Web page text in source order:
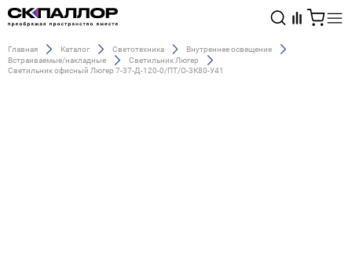
Каталог
Главная Каталог Светотехника
Внутреннее освещение
Встраиваемые/накладные
Светильник Люгер
Светильник офисный Люгер 7-37-Д-120-0/ПТ/О-3К80-У41